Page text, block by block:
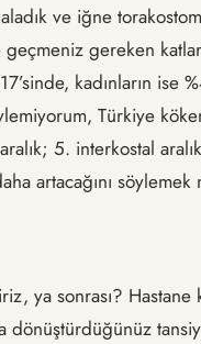
ve iğne
gereken
kadınların ise
Türkiye
5. interkostal
artacağını
ya sonrası? Hastane
dönüştürdüğünüz